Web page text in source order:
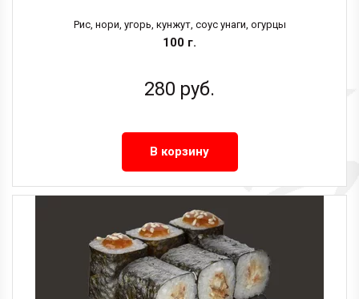
Рис, нори, угорь, кунжут, соус унаги, огурцы
100 г.
280 руб.
В корзину